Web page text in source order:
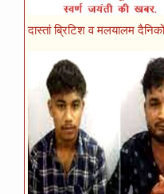
दास्तां ब्रिटिश व मलयालम